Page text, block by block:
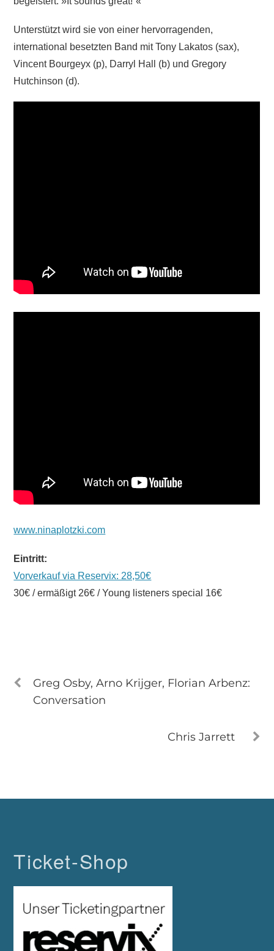
Unterstützt wird sie von einer hervorragenden,
international besetzten Band mit Tony Lakatos (sax),
Vincent Bourgeyx (p), Darryl Hall (b) und Gregory
Hutchinson (d).
www.ninaplotzki.com
Eintritt:
Vorverkauf via Reservix: 28,50€
30€ / ermäßigt 26€ / Young listeners special 16€
Greg Osby, Arno Krijger, Florian Arbenz:
Conversation
Chris Jarrett
Ticket-Shop